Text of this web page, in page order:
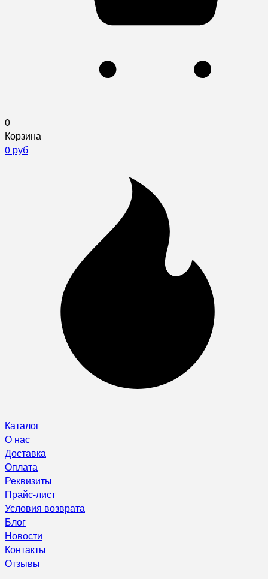
0
Корзина
0 руб
Каталог
О нас
Доставка
Оплата
Реквизиты
Прайс-лист
Условия возврата
Блог
Новости
Контакты
Отзывы